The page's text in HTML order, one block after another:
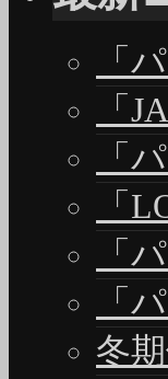
「
「
「
「
「
「
冬